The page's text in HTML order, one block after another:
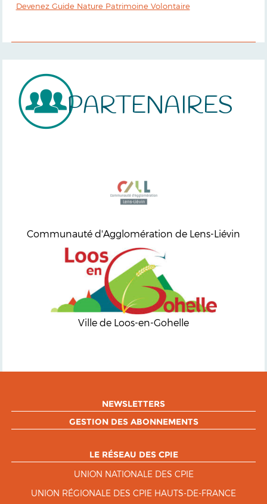
Devenez Guide Nature Patrimoine Volontaire
PARTENAIRES
Communauté d'Agglomération de Lens-Liévin
Ville de Loos-en-Gohelle
NEWSLETTERS
GESTION DES ABONNEMENTS
LE RÉSEAU DES CPIE
UNION NATIONALE DES CPIE
UNION RÉGIONALE DES CPIE HAUTS-DE-FRANCE